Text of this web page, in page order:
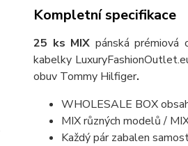
Kompletní specifikace
25 ks MIX pánská prémiová
kabelky
obuv Tommy Hilfiger.
WHOLESALE BOX
MIX různých modelů /
Každý pár zabalen